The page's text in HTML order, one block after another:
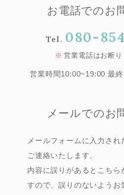
お電話でのお
Tel. 080-
営業電話はお断り
営業時間10:00~19:00 最
メールでのお
メールフォームに入力され
ご連絡いたします。
内容に誤りがあるとこちら
すので、誤りのないようお